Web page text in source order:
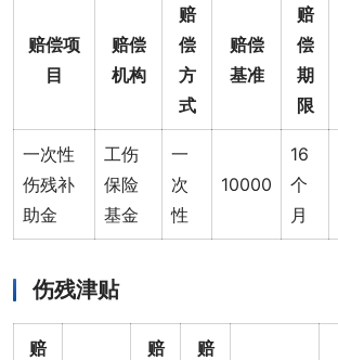
赔偿项
目
赔偿
机构
赔
偿
方
式
赔偿
基准
赔
偿
期
限
一次性
伤残补
助金
工伤
保险
基金
一
次
性
10000
16
个
月
伤残津贴
赔
赔
赔